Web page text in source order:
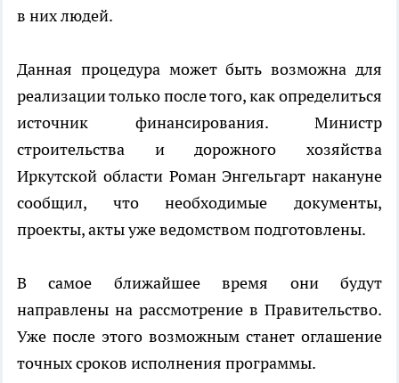
в них людей.
Данная процедура может быть возможна для
реализации только после того, как определиться
источник финансирования. Министр
строительства и дорожного хозяйства
Иркутской области Роман Энгельгарт накануне
сообщил, что необходимые документы,
проекты, акты уже ведомством подготовлены.
В самое ближайшее время они будут
направлены на рассмотрение в Правительство.
Уже после этого возможным станет оглашение
точных сроков исполнения программы.